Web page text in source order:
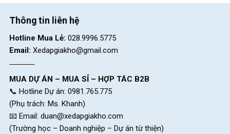
Thông tin liên hệ
Hotline Mua Lẻ: 028.9996.5775
Email: Xedapgiakho@gmail.com
MUA DỰ ÁN – MUA SỈ – HỢP TÁC B2B
📞 Hotline Dự án: 0981.765.775
(Phụ trách: Ms. Khanh)
📧 Email: duan@xedapgiakho.com
(Trường học – Doanh nghiệp – Dự án từ thiện)